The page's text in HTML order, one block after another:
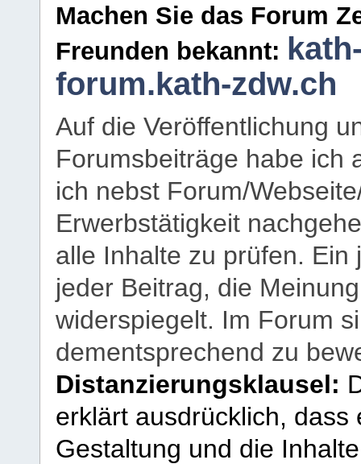
Machen Sie das Forum
Freunden bekannt:
forum.kath-zdw.ch
Auf die Veröffentlichung
Forumsbeiträge habe ich
ich nebst Forum/
Erwerbstätigkeit
alle Inhalte zu prüfen.
jeder Beitrag, die
widerspiegelt. Im Forum
dementsprechend zu
Distanzierungsklausel:
erklärt ausdrücklich,
Gestaltung und die